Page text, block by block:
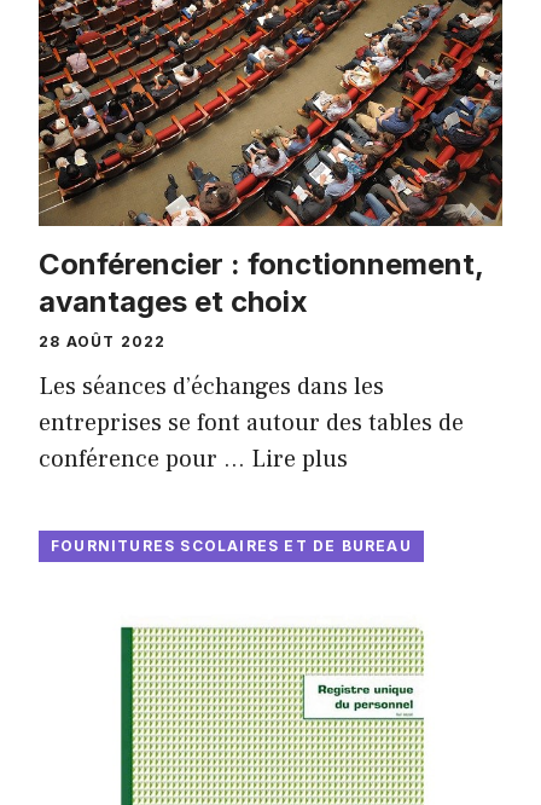
Conférencier : fonctionnement,
avantages et choix
28 AOÛT 2022
Les séances d’échanges dans les
entreprises se font autour des tables de
conférence pour … Lire plus
FOURNITURES SCOLAIRES ET DE BUREAU